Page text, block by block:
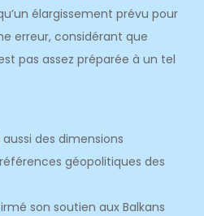
élargissement prévu pour
erreur, considérant que
pas assez préparée à un tel
des dimensions
géopolitiques des
son soutien aux Balkans